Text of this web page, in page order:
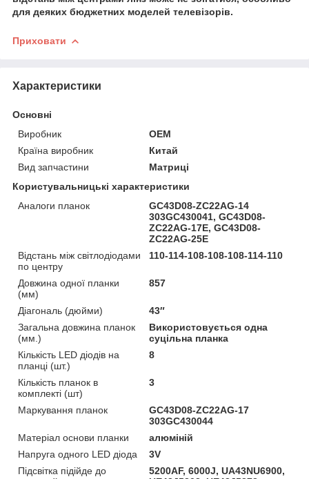
для деяких бюджетних моделей телевізорів.
Приховати
Характеристики
Основні
Виробник
OEM
Країна виробник
Китай
Вид запчастини
Матриці
Користувальницькі характеристики
Аналоги планок
GC43D08-ZC22AG-14
303GC430041, GC43D08-
ZC22AG-17E, GC43D08-
ZC22AG-25E
Відстань між світлодіодами
по центру
110-114-108-108-108-114-110
Довжина одної планки
(мм)
857
Діагональ (дюйми)
43″
Загальна довжина планок
(мм.)
Використовується одна
суцільна планка
Кількість LED діодів на
планці (шт.)
8
Кількість планок в
комплекті (шт)
3
Маркування планок
GC43D08-ZC22AG-17
303GC430044
Матеріал основи планки
алюміній
Напруга одного LED діода
3V
Підсвітка підійде до
5200AF, 6000J, UA43NU6900,